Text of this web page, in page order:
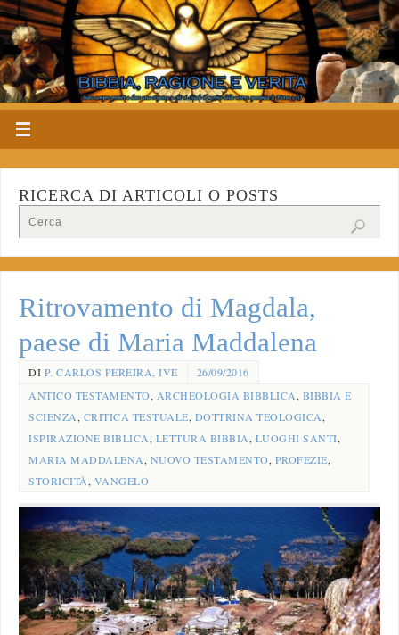
RICERCA DI ARTICOLI O POSTS
Ritrovamento di Magdala,
paese di Maria Maddalena
DI P. CARLOS PEREIRA, IVE
26/09/2016
ANTICO TESTAMENTO, ARCHEOLOGIA BIBBLICA, BIBBIA E
SCIENZA, CRITICA TESTUALE, DOTTRINA TEOLOGICA,
ISPIRAZIONE BIBLICA, LETTURA BIBBIA, LUOGHI SANTI,
MARIA MADDALENA, NUOVO TESTAMENTO, PROFEZIE,
STORICITÀ, VANGELO